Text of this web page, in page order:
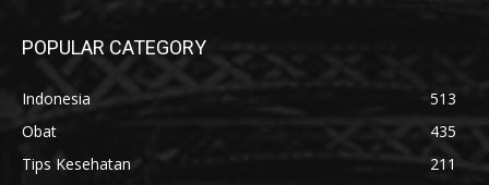
POPULAR CATEGORY
Indonesia
513
Obat
435
Tips Kesehatan
211